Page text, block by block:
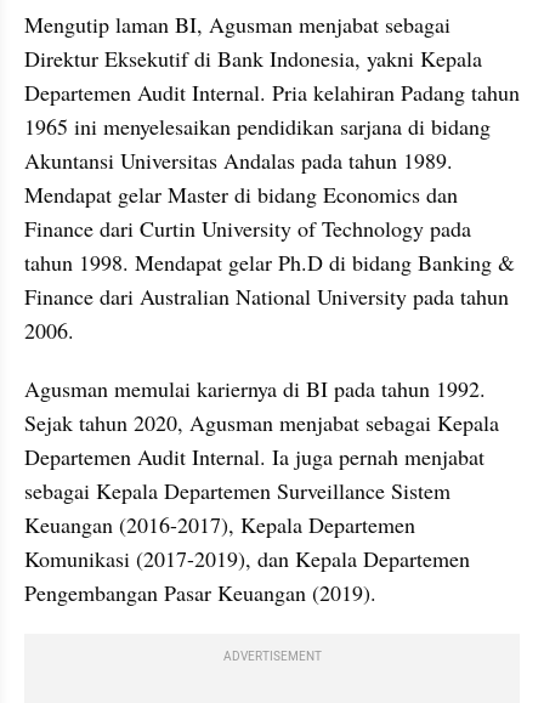
Mengutip laman BI, Agusman menjabat sebagai
Direktur Eksekutif di Bank Indonesia, yakni Kepala
Departemen Audit Internal. Pria kelahiran Padang tahun
1965 ini menyelesaikan pendidikan sarjana di bidang
Akuntansi Universitas Andalas pada tahun 1989.
Mendapat gelar Master di bidang Economics dan
Finance dari Curtin University of Technology pada
tahun 1998. Mendapat gelar Ph.D di bidang Banking &
Finance dari Australian National University pada tahun
2006.
Agusman memulai kariernya di BI pada tahun 1992.
Sejak tahun 2020, Agusman menjabat sebagai Kepala
Departemen Audit Internal. Ia juga pernah menjabat
sebagai Kepala Departemen Surveillance Sistem
Keuangan (2016-2017), Kepala Departemen
Komunikasi (2017-2019), dan Kepala Departemen
Pengembangan Pasar Keuangan (2019).
ADVERTISEMENT